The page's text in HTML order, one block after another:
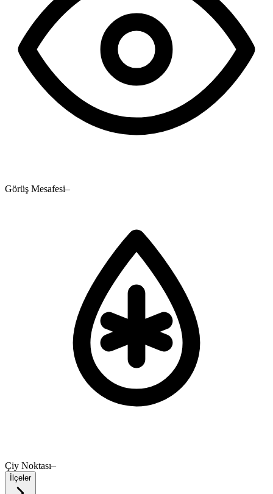
Görüş Mesafesi–
Çiy Noktası–
İlçeler